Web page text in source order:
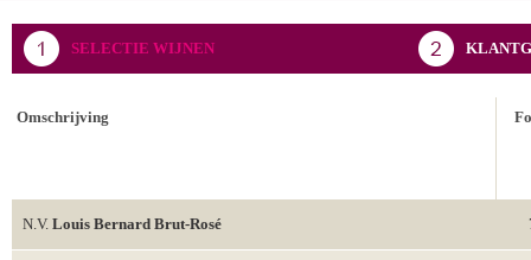
SELECTIE WIJNEN
Omschrijving
N.V. Louis Bernard Brut-Rosé